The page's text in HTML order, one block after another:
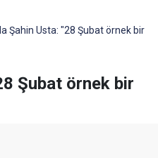
Şahin Usta: "28 Şubat örnek bir
Şubat örnek bir